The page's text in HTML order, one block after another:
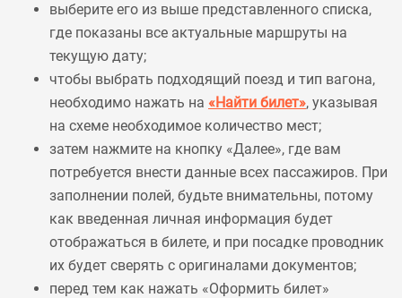
выберите его из выше представленного списка,
где показаны все актуальные маршруты на
текущую дату;
чтобы выбрать подходящий поезд и тип вагона,
необходимо нажать на «Найти билет», указывая
на схеме необходимое количество мест;
затем нажмите на кнопку «Далее», где вам
потребуется внести данные всех пассажиров. При
заполнении полей, будьте внимательны, потому
как введенная личная информация будет
отображаться в билете, и при посадке проводник
их будет сверять с оригиналами документов;
перед тем как нажать «Оформить билет»